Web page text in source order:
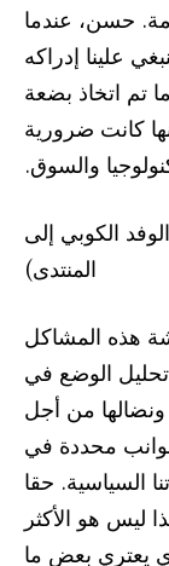
حسن، عندما
علينا إدراكه
تم اتخاذ بضعة
كانت ضرورية
والسوق.
الكوبي إلى
المنتدى)
هذه المشاكل
الوضع في
ونضالها من أجل
محددة في
السياسية. حقا
ليس هو الأكثر
يعتري بعض ما